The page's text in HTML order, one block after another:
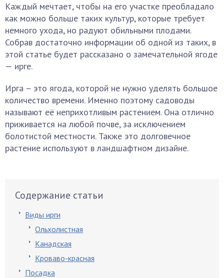
Каждый мечтает, чтобы на его участке преобладало
как можно больше таких культур, которые требует
немного ухода, но радуют обильными плодами.
Собрав достаточно информации об одной из таких, в
этой статье будет рассказано о замечательной ягоде
— ирге.
Ирга – это ягода, которой не нужно уделять большое
количество времени. Именно поэтому садоводы
называют её неприхотливым растением. Она отлично
приживается на любой почве, за исключением
болотистой местности. Также это долговечное
растение используют в ландшафтном дизайне.
Содержание статьи
Виды ирги
Ольхолистная
Канадская
Кроваво-красная
Посадка